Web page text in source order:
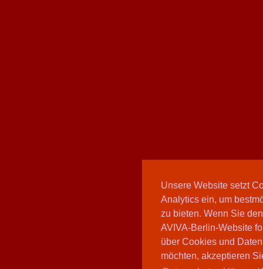
Unsere Website setzt
Analytics ein, um
zu bieten. Wenn Sie
AVIVA-Berlin-Website
über Cookies und
möchten, akzeptieren